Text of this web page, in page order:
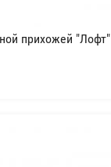
прихожей "Лофт"